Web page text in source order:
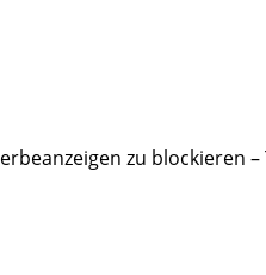
zu blockieren –